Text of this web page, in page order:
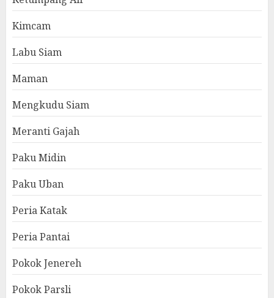
Kimcam
Labu Siam
Maman
Mengkudu Siam
Meranti Gajah
Paku Midin
Paku Uban
Peria Katak
Peria Pantai
Pokok Jenereh
Pokok Parsli